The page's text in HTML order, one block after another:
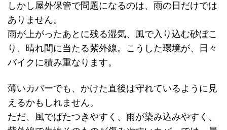
しかし屋外保管で問題になるのは、雨の日だけでは
ありません。
雨が上がったあとに残る湿気、風で入り込む砂ぼこ
り、晴れ間に当たる紫外線。こうした環境が、日々
バイクに積み重なります。
薄いカバーでも、かけた直後は守れているように見
えるかもしれません。
ただ、風でばたつきやすく、雨が染み込みやすく、